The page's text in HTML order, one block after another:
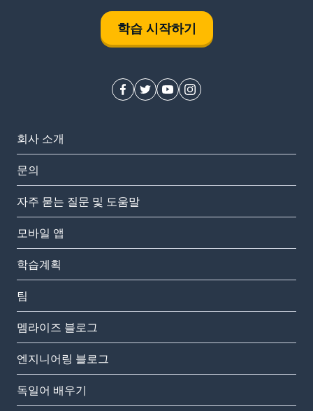
학습 시작하기
회사 소개
문의
자주 묻는 질문 및 도움말
모바일 앱
학습계획
팀
멤라이즈 블로그
엔지니어링 블로그
독일어 배우기